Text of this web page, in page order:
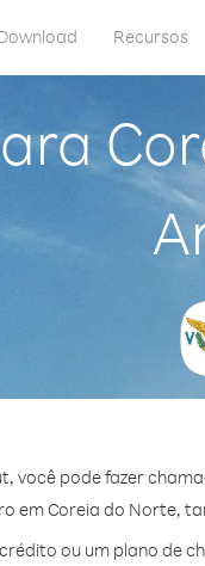
Recursos
você pode fazer
em Coreia do Norte,
ou um plano de